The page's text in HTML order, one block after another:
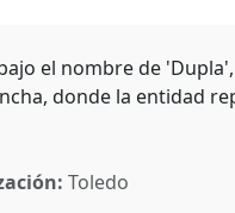
el nombre de
donde la entidad
Toledo